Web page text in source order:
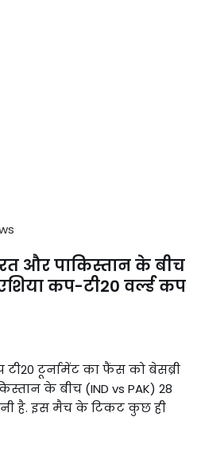
और पाकिस्तान के बीच
कप-टी20 वर्ल्ड कप
टी20 टूर्नामेंट का फैंस को बेसब्री
के बीच (IND vs PAK) 28
है. इस मैच के टिकट कुछ ही